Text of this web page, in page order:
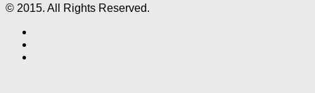
© 2015. All Rights Reserved.